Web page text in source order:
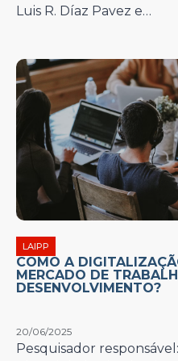
Luis R. Díaz Pavez e…
LAIPP
COMO A
MERCADO DE
DESENVOLVIMENTO?
20/06/2025
Pesquisador